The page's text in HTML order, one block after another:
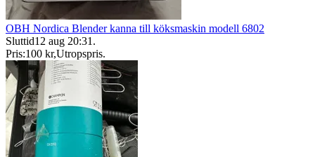
OBH Nordica Blender kanna till köksmaskin modell 6802
Sluttid12 aug 20:31 .
Pris:100 kr,Utropspris.